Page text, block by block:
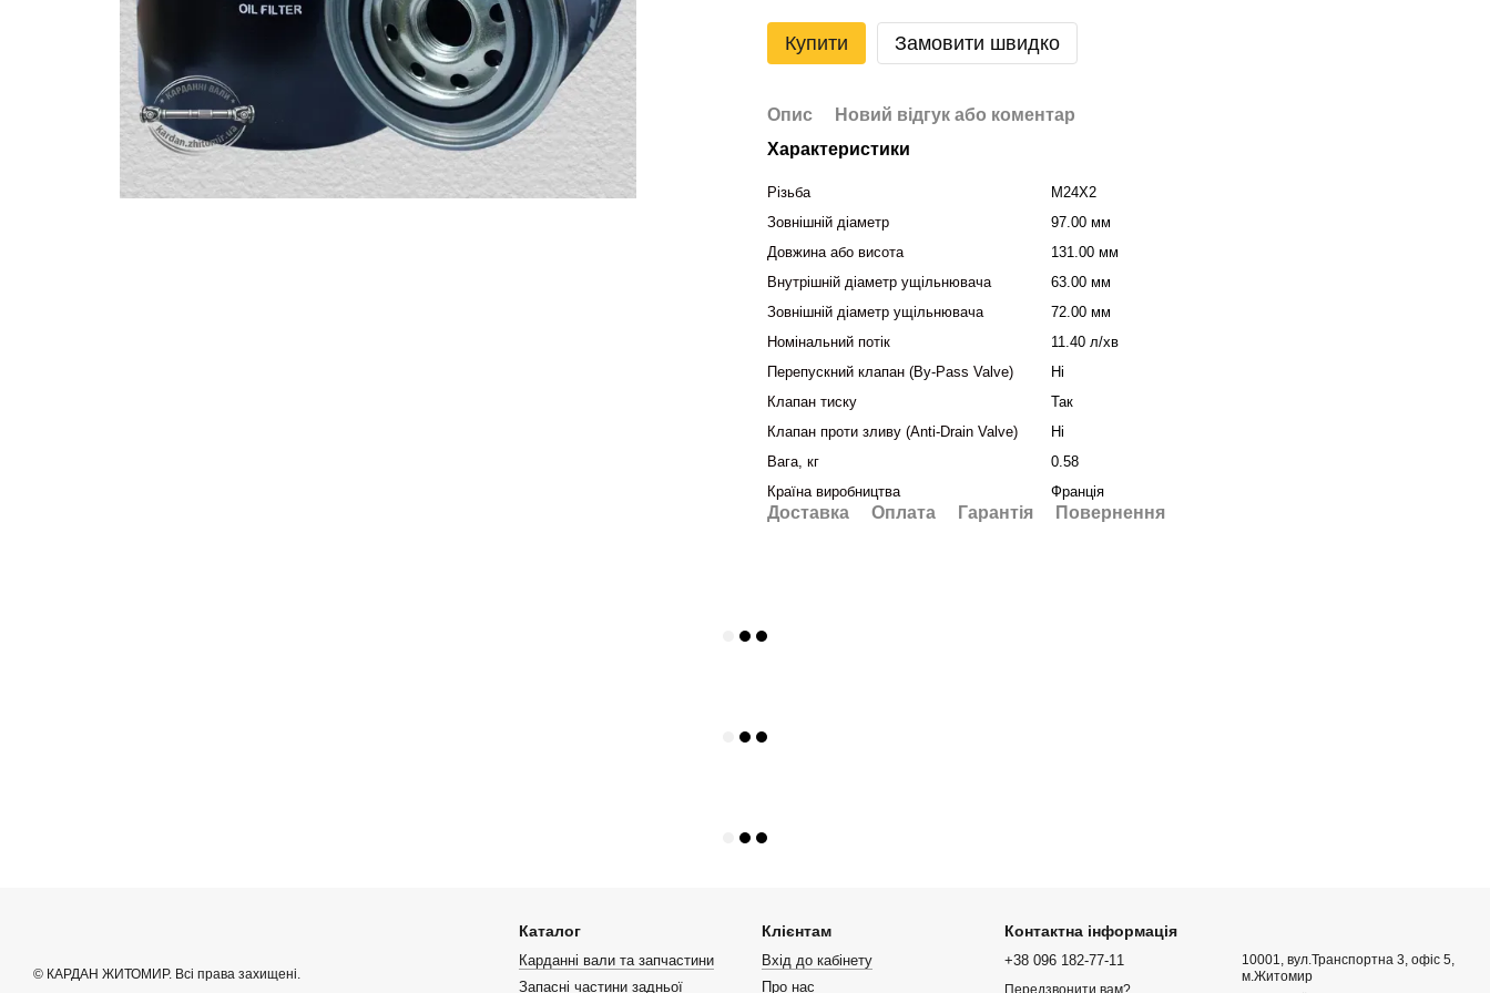
Купити Замовити швидко
Опис
Новий відгук або коментар
Характеристики
Різьба
M24X2
Зовнішній діаметр
97.00 мм
Довжина або висота
131.00 мм
Внутрішній діаметр ущільнювача
63.00 мм
Зовнішній діаметр ущільнювача
72.00 мм
Номінальний потік
11.40 л/хв
Перепускний клапан (By-Pass Valve)
Ні
Клапан тиску
Так
Клапан проти зливу (Anti-Drain Valve)
Ні
Вага, кг
0.58
Країна виробництва
Франція
Доставка Оплата Гарантія Повернення
© КАРДАН ЖИТОМИР. Всі права захищені.
Каталог
Карданні вали та запчастини
Запасні частини задньої
Клієнтам
Вхід до кабінету
Про нас
Контактна інформація
+38 096 182-77-11
10001, вул.Транспортна 3, офіс 5,
м.Житомир